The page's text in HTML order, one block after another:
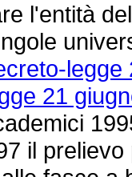
l'entità
legge
21
il